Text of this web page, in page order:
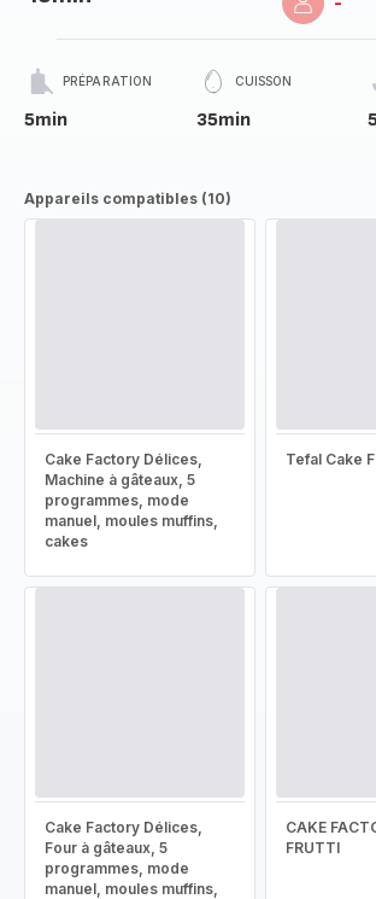
PRÉPARATION
5min
CUISSON
35min
Appareils compatibles (10)
Cake Factory Délices,
Machine à gâteaux, 5
programmes, mode
manuel, moules muffins,
cakes
Tefal Cake
Cake Factory Délices,
Four à gâteaux, 5
programmes, mode
manuel, moules muffins,
CAKE
FRUTTI